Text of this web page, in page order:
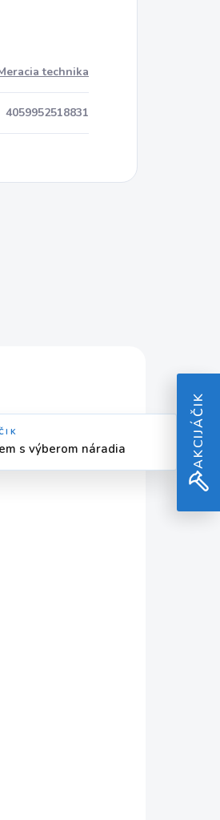
technika
4059952518831
s výberom náradia AKCIJÁČIK